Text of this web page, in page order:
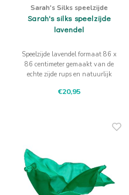
Sarah's Silks speelzijde
Sarah's silks speelzijde
lavendel
Speelzijde lavendel formaat 86 x
86 centimeter gemaakt van de
echte zijde rups en natuurlijk
€20,95